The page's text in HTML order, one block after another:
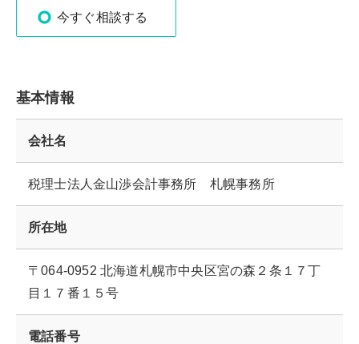
今すぐ相談する
基本情報
会社名
税理士法人金山渉会計事務所 札幌事務所
所在地
〒064-0952 北海道札幌市中央区宮の森２条１７丁
目１７番１５号
電話番号